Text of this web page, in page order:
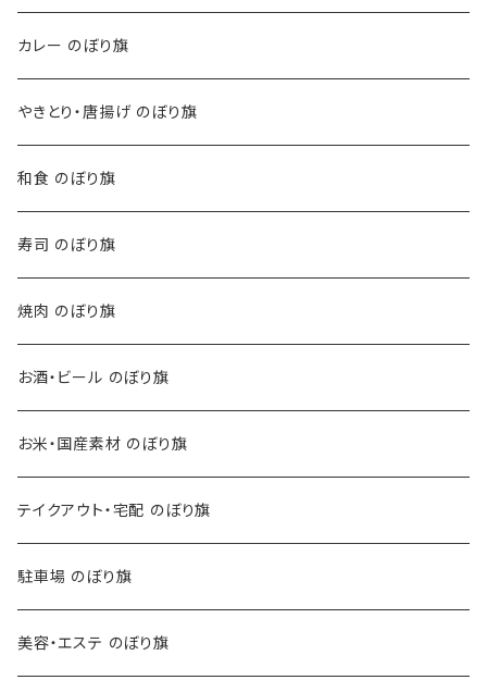
カレー のぼり旗
やきとり・唐揚げ のぼり旗
和食 のぼり旗
寿司 のぼり旗
焼肉 のぼり旗
お酒・ビール のぼり旗
お米・国産素材 のぼり旗
テイクアウト・宅配 のぼり旗
駐車場 のぼり旗
美容・エステ のぼり旗